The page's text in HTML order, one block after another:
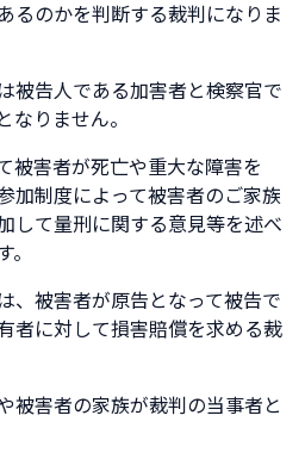
るのかを判断する裁判になりま
被告人である加害者と検察官で
りません。
被害者が死亡や重大な障害を
加制度によって被害者のご家族
して量刑に関する意見等を述べ
、被害者が原告となって被告で
者に対して損害賠償を求める裁
被害者の家族が裁判の当事者と